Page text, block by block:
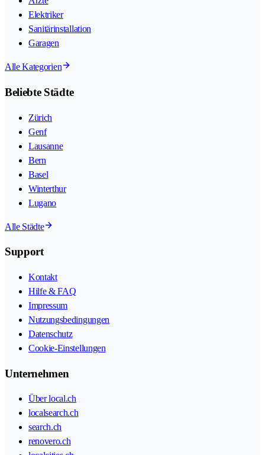
Elektriker
Sanitärinstallation
Garagen
Alle Kategorien
Beliebte Städte
Zürich
Genf
Lausanne
Bern
Basel
Winterthur
Lugano
Alle Städte
Support
Kontakt
Hilfe & FAQ
Impressum
Nutzungsbedingungen
Datenschutz
Cookie-Einstellungen
Unternehmen
Über local.ch
localsearch.ch
search.ch
renovero.ch